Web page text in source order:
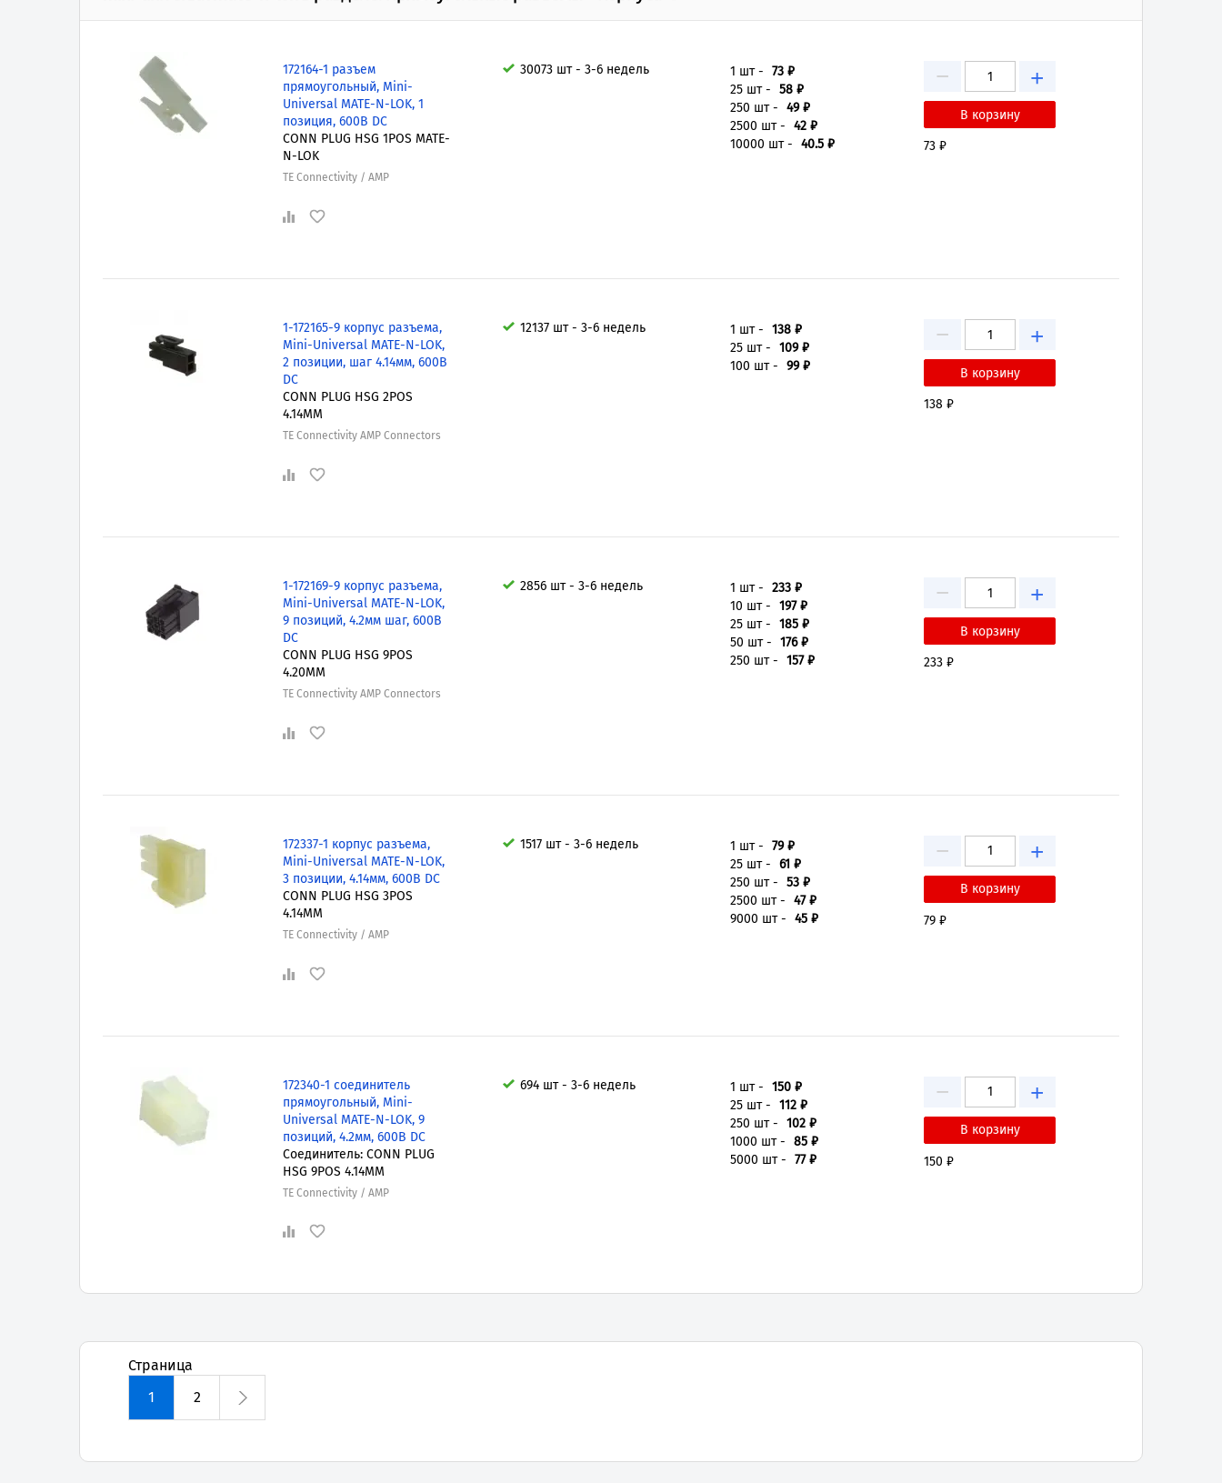
172164-1 разъем
прямоугольный, Mini-
Universal MATE-N-LOK, 1
позиция, 600В DC
CONN PLUG HSG 1POS MATE-
N-LOK
TE Connectivity / AMP
30073 шт - 3-6 недель 1 шт - 73 ₽
25 шт - 58 ₽
250 шт - 49 ₽
2500 шт - 42 ₽
10000 шт - 40.5 ₽
− +
73 ₽
1-172165-9 корпус разъема,
Mini-Universal MATE-N-LOK,
2 позиции, шаг 4.14мм, 600В
DC
CONN PLUG HSG 2POS
4.14MM
TE Connectivity AMP Connectors
12137 шт - 3-6 недель 1 шт - 138 ₽
25 шт - 109 ₽
100 шт - 99 ₽
− +
138 ₽
1-172169-9 корпус разъема,
Mini-Universal MATE-N-LOK,
9 позиций, 4.2мм шаг, 600В
DC
CONN PLUG HSG 9POS
4.20MM
TE Connectivity AMP Connectors
2856 шт - 3-6 недель 1 шт - 233 ₽
10 шт - 197 ₽
25 шт - 185 ₽
50 шт - 176 ₽
250 шт - 157 ₽
− +
233 ₽
172337-1 корпус разъема,
Mini-Universal MATE-N-LOK,
3 позиции, 4.14мм, 600В DC
CONN PLUG HSG 3POS
4.14MM
TE Connectivity / AMP
1517 шт - 3-6 недель 1 шт - 79 ₽
25 шт - 61 ₽
250 шт - 53 ₽
2500 шт - 47 ₽
9000 шт - 45 ₽
− +
79 ₽
172340-1 соединитель
прямоугольный, Mini-
Universal MATE-N-LOK, 9
позиций, 4.2мм, 600В DC
Соединитель: CONN PLUG
HSG 9POS 4.14MM
TE Connectivity / AMP
694 шт - 3-6 недель 1 шт - 150 ₽
25 шт - 112 ₽
250 шт - 102 ₽
1000 шт - 85 ₽
5000 шт - 77 ₽
− +
150 ₽
Страница
1
2